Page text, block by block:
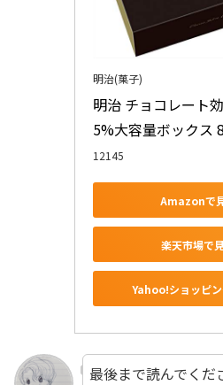
明治(菓子)
明治 チョコレート
5%大容量ボックス
12145
Amazonで
楽天市場で
Yahoo!ショッピ
最後まで読んでくだ